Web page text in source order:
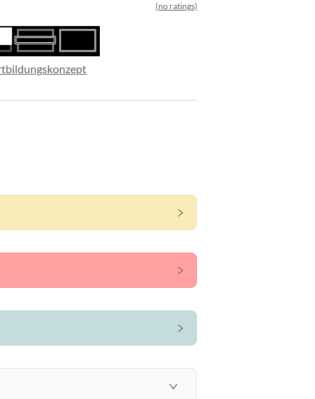
(no ratings)